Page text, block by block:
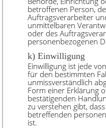
betroffenen Person,
Auftragsverarbeiter
unmittelbaren
oder des
personenbezogenen
k) Einwilligung
Einwilligung ist jede
für den bestimmten
unmissverständlich
Form einer Erklärung
bestätigenden
zu verstehen gibt,
betreffenden
ist.